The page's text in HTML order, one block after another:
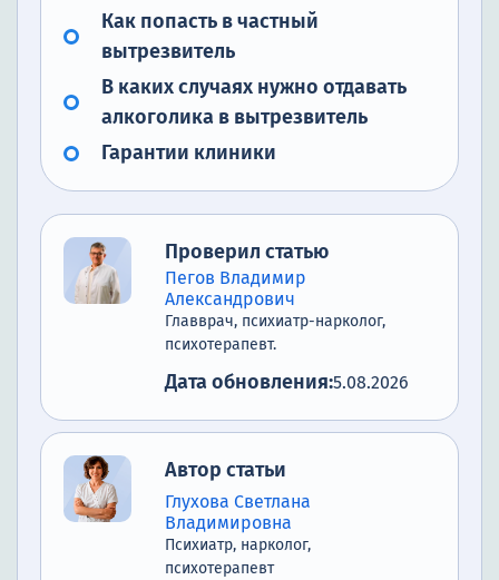
Как попасть в частный
вытрезвитель
В каких случаях нужно отдавать
алкоголика в вытрезвитель
Гарантии клиники
Проверил статью
Пегов Владимир
Александрович
Главврач, психиатр-нарколог,
психотерапевт.
Дата обновления:5.08.2026
Автор статьи
Глухова Светлана
Владимировна
Психиатр, нарколог,
психотерапевт